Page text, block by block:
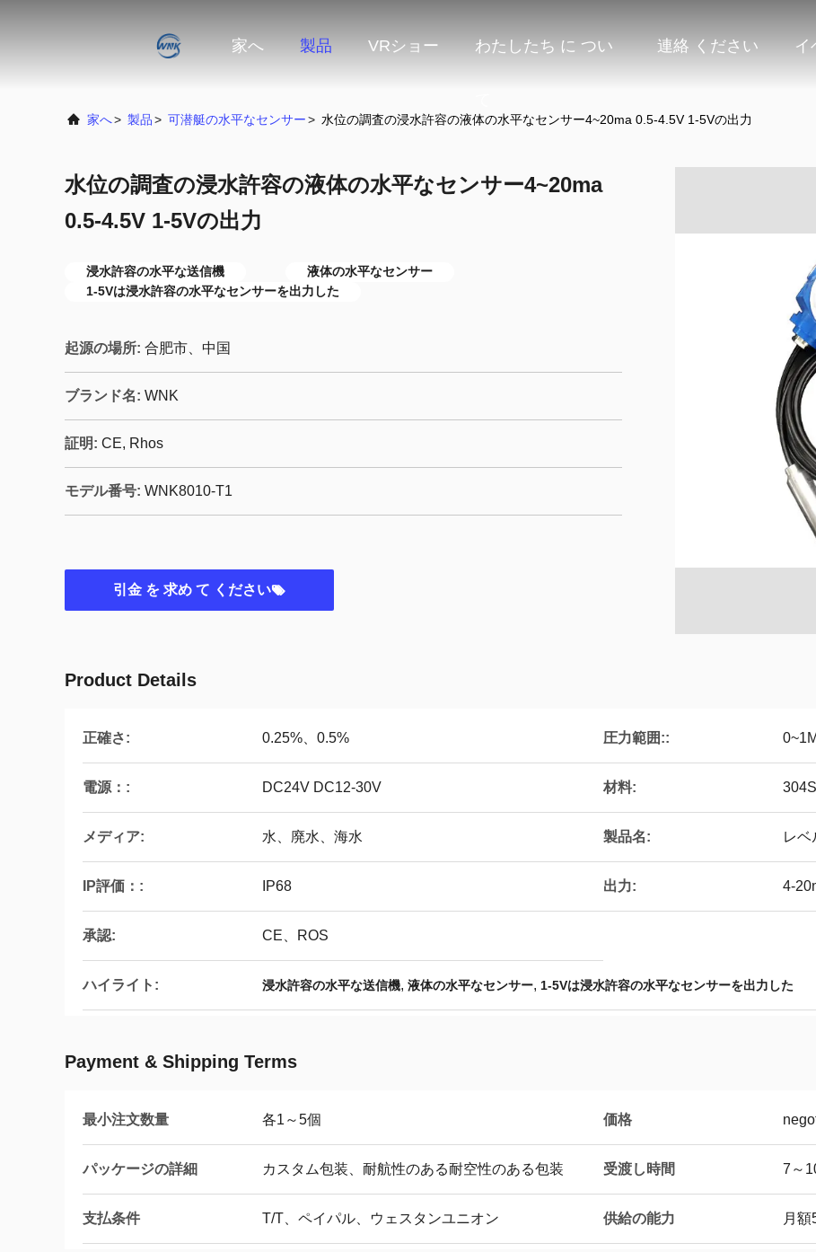
家へ 製品 VRショー わたしたち に つい 連絡 ください イ
家へ> 製品> 可潜艇の水平なセンサー> 水位の調査の浸水許容の液体の水平なセンサー4~20ma 0.5-4.5V 1-5Vの出力
水位の調査の浸水許容の液体の水平なセンサー4~20ma
0.5-4.5V 1-5Vの出力
浸水許容の水平な送信機
液体の水平なセンサー
1-5Vは浸水許容の水平なセンサーを出力した
起源の場所: 合肥市、中国
ブランド名: WNK
証明: CE, Rhos
モデル番号: WNK8010-T1
引金 を 求め て ください
Product Details
正確さ: 0.25%、0.5% 圧力範囲::
電源：: DC24V DC12-30V 材料:
メディア: 水、廃水、海水 製品名: レベ
IP評価：: IP68 出力: 4-
承認: CE、ROS
ハイライト: 浸水許容の水平な送信機, 液体の水平なセンサー, 1-5Vは浸水許容の水平なセンサーを出力した
Payment & Shipping Terms
最小注文数量 各1～5個 価格
パッケージの詳細 カスタム包装、耐航性のある耐空性のある包装 受渡し時間 7～
支払条件 T/T、ペイパル、ウェスタンユニオン 供給の能力 月額